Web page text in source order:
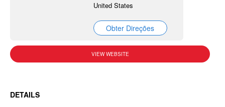
United States
Obter Direções
VIEW WEBSITE
DETAILS